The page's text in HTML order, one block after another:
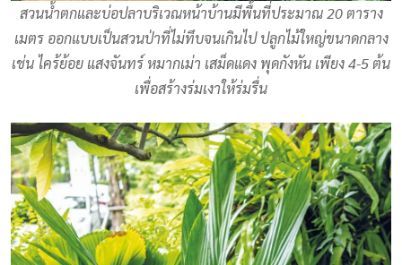
สวนน้ำตกและบ่อปลาบริเวณหน้าบ้านมีพื้นที่ประมาณ 20 ตาราง
เมตร ออกแบบเป็นสวนป่าที่ไม่ทึบจนเกินไป ปลูกไม้ใหญ่ขนาดกลาง
เช่น ไคร้ย้อย แสงจันทร์ หมากเม่า เสม็ดแดง พุดกังหัน เพียง 4-5 ต้น
เพื่อสร้างร่มเงาให้ร่มรื่น